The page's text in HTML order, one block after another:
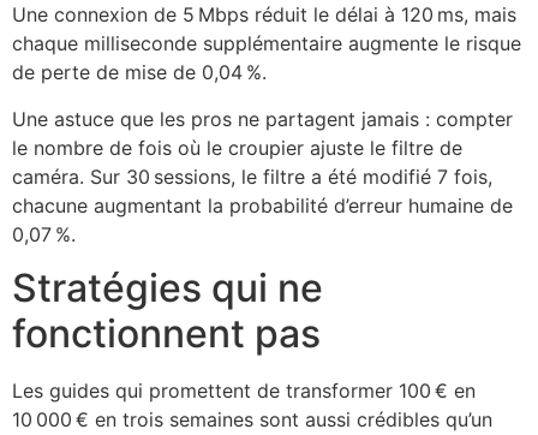
Une connexion de 5 Mbps réduit le délai à 120 ms, mais
chaque milliseconde supplémentaire augmente le risque
de perte de mise de 0,04 %.
Une astuce que les pros ne partagent jamais : compter
le nombre de fois où le croupier ajuste le filtre de
caméra. Sur 30 sessions, le filtre a été modifié 7 fois,
chacune augmentant la probabilité d’erreur humaine de
0,07 %.
Stratégies qui ne
fonctionnent pas
Les guides qui promettent de transformer 100 € en
10 000 € en trois semaines sont aussi crédibles qu’un